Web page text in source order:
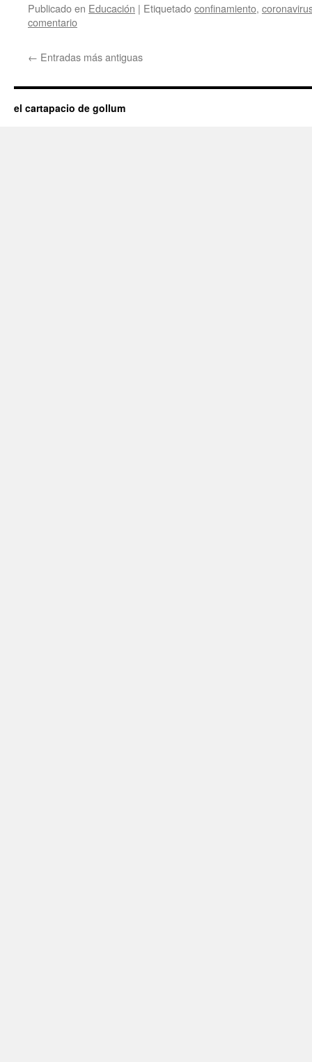
Publicado en Educación | Etiquetadoconfinamiento,
comentario
← Entradas más antiguas
el cartapacio de gollum